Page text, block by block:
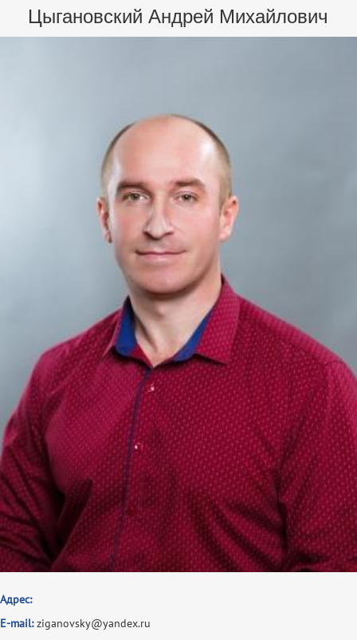
Цыгановский Андрей Михайлович
Адрес:
E-mail: ziganovsky@yandex.ru